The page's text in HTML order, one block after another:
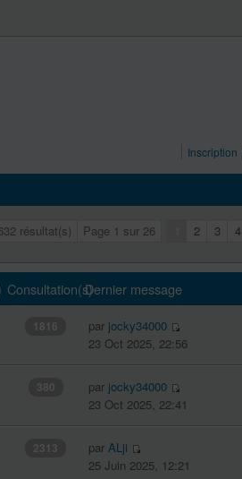
Inscription
résultat(s) Page 1 sur 26 2 3 4
Consultation(s)Dernier message
1816 par jocky34000
23 Oct 2025, 22:56
380 par jocky34000
23 Oct 2025, 22:41
2313 parALji
25 Juin 2025, 12:21